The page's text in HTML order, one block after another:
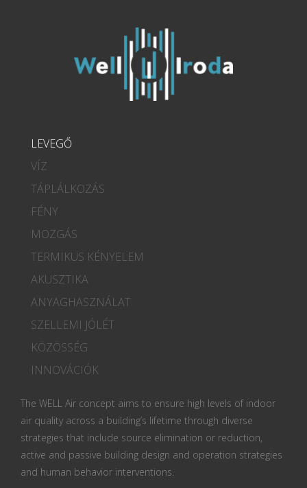
LEVEGŐ
VÍZ
TÁPLÁLKOZÁS
FÉNY
MOZGÁS
TERMIKUS KÉNYELEM
AKUSZTIKA
ANYAGHASZNÁLAT
SZELLEMI JÓLÉT
KÖZÖSSÉG
INNOVÁCIÓK
The WELL Air concept aims to ensure high levels of indoor
air quality across a building’s lifetime through diverse
strategies that include source elimination or reduction,
active and passive building design and operation strategies
and human behavior interventions.